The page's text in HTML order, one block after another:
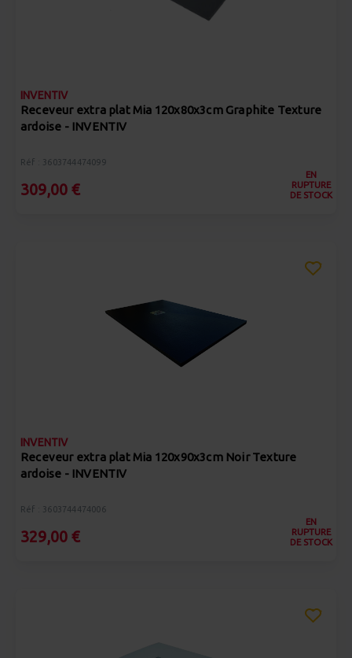
INVENTIV
Receveur extra plat Mia 120x80x3cm Graphite Texture
ardoise - INVENTIV
Réf : 3603744474099
309,00 €
EN
RUPTURE
DE STOCK
INVENTIV
Receveur extra plat Mia 120x90x3cm Noir Texture
ardoise - INVENTIV
Réf : 3603744474006
329,00 €
EN
RUPTURE
DE STOCK